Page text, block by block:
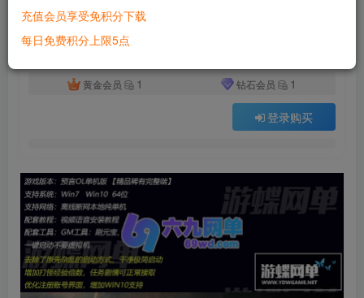
此内容为付费资源，请付费后查看
黄金会员
1 钻石会员 1
登录购买
充值会员享受免积分下载
每日免费积分上限5点